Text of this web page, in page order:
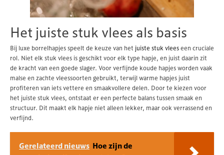
Het juiste stuk vlees als basis
Bij luxe borrelhapjes speelt de keuze van het juiste stuk vleeseen cruciale
rol. Niet elk stuk vlees is geschikt voor elk type hapje, en juist daarin zit
de kracht van een goede slager. Voor verfijnde koude hapjes worden vaak
malse en zachte vleessoorten gebruikt, terwijl warme hapjes juist
profiteren van iets vettere en smaakvollere delen. Door te kiezen voor
het juiste stuk vlees, ontstaat er een perfecte balans tussen smaak en
structuur. Dit maakt elk hapje niet alleen lekker, maar ook verrassend en
verfijnd.
Gerelateerd nieuws Hoe zijn de